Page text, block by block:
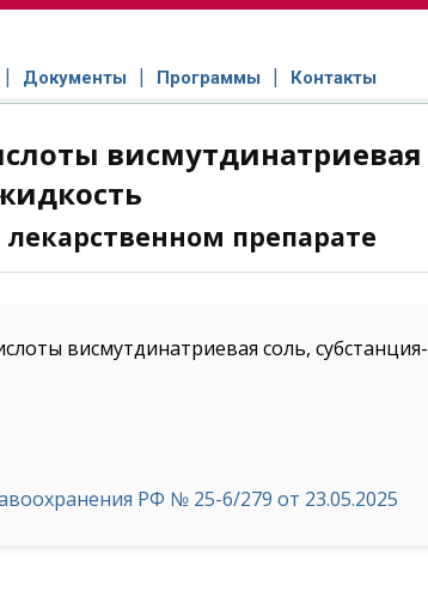
Документы Программы Контакты
висмутдинатриевая
препарате
висмутдинатриевая соль,
РФ № 25-6/279 от 23.05.2025